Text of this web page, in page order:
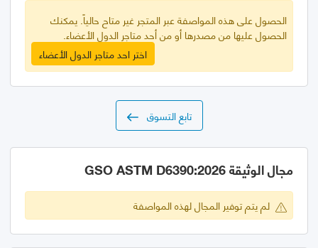
الحصول على هذه المواصفة عبر المتجر غير متاح حالياً. يمكنك
الحصول عليها من مصدرها أو من أحد متاجر الدول الأعضاء.
اختر احد متاجر الدول الأعضاء
تابع التسوق
مجال الوثيقة GSO ASTM D6390:2026
لم يتم توفير المجال لهذه المواصفة